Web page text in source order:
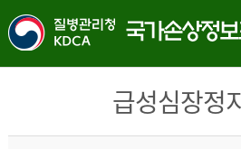
급성심장정